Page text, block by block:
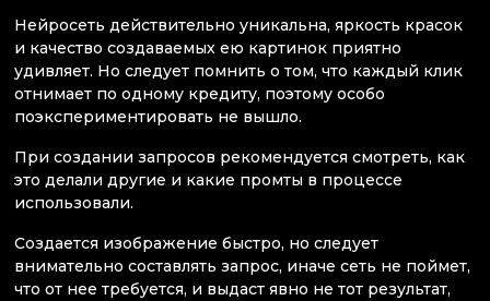
Нейросеть действительно уникальна, яркость красок
и качество создаваемых ею картинок приятно
удивляет. Но следует помнить о том, что каждый клик
отнимает по одному кредиту, поэтому особо
поэкспериментировать не вышло.
При создании запросов рекомендуется смотреть, как
это делали другие и какие промты в процессе
использовали.
Создается изображение быстро, но следует
внимательно составлять запрос, иначе сеть не поймет,
что от нее требуется, и выдаст явно не тот результат,